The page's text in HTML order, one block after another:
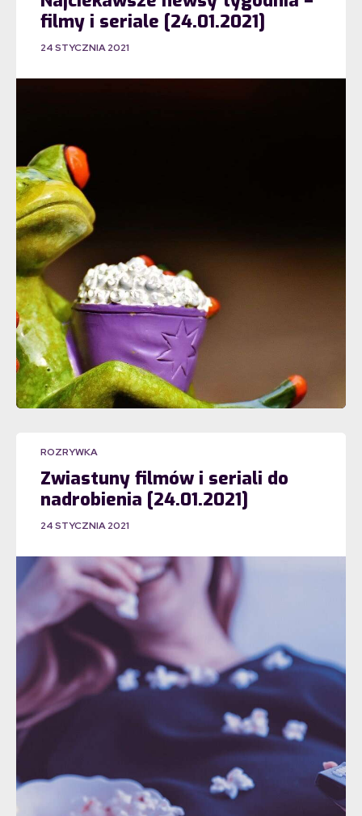
filmy i seriale [24.01.2021]
24 STYCZNIA 2021
ROZRYWKA
Zwiastuny filmów i seriali do
nadrobienia [24.01.2021]
24 STYCZNIA 2021